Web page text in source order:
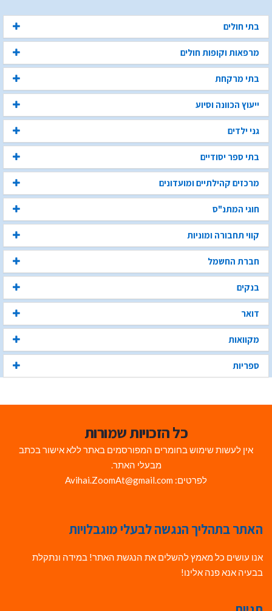
בתי חולים
מרפאות וקופות חולים
בתי מרקחת
ייעוץ הכוונה וסיוע
גני ילדים
בתי ספר יסודיים
מרכזים קהילתיים ומועדונים
חוגי המתנ"ס
קווי תחבורה ומוניות
חברת החשמל
בנקים
דואר
מקוואות
ספריות
כל הזכויות שמורות
אין לעשות שימוש בחומרים המפורסמים באתר ללא אישור בכתב
מבעלי האתר.
לפרטים: Avihai.ZoomAt@gmail.com
האתר בתהליך הנגשה לבעלי מוגבלויות
אנו עושים כל מאמץ להשלים את הנגשת האתר! במידה ונתקלת
בבעיה אנא פנה אלינו!